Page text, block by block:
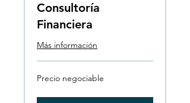
Consultoría
Financiera
Más información
Precio
negociable
Precio negociable